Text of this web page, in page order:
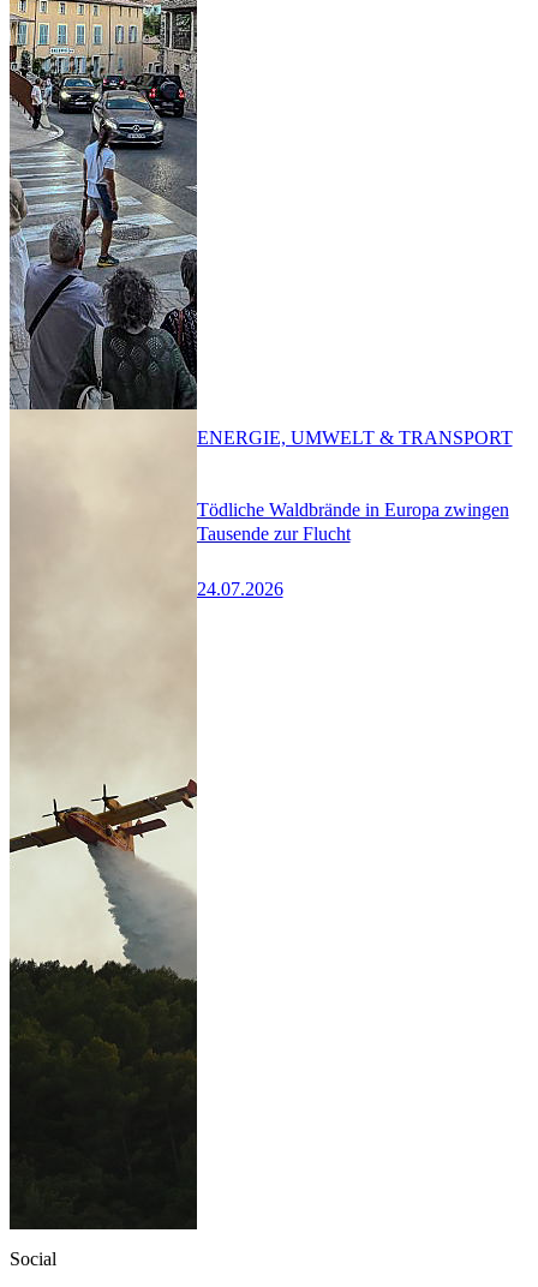
Tödliche Waldbrände in Europa zwingen
Tausende zur Flucht
24.07.2026
ENERGIE, UMWELT & TRANSPORT
Social